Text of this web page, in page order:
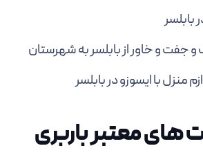
بابلسر
و جفت و خاور از بابلسر به شهرستان
منزل با ایسوزو در بابلسر
معتبر باربری